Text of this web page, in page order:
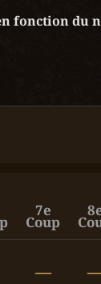
fonction du
7e
Coup
—